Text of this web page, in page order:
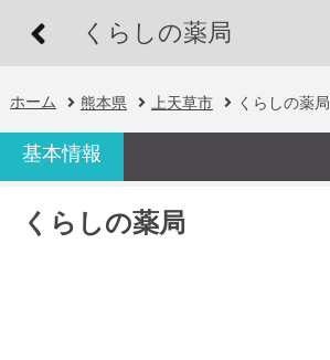
くらしの薬局
ホーム 熊本県 上天草市 くらしの薬局
基本情報
くらしの薬局